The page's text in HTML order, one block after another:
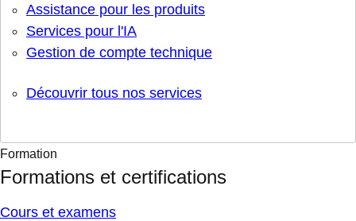
Assistance pour les produits
Services pour l'IA
Gestion de compte technique
Découvrir tous nos services
Formation
Formations et certifications
Cours et examens